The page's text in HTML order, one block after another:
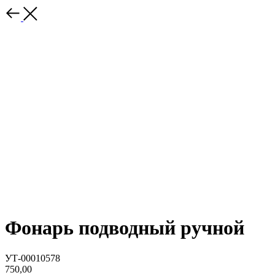
Фонарь подводный ручной
УТ-00010578
750,00